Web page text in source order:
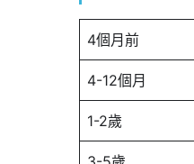
4個月前
4-12個月
1-2歲